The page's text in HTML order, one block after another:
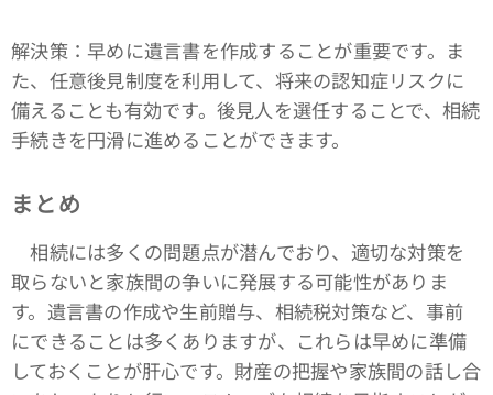
解決策：早めに遺言書を作成することが重要です。ま
た、任意後見制度を利用して、将来の認知症リスクに
備えることも有効です。後見人を選任することで、相続
手続きを円滑に進めることができます。
まとめ
相続には多くの問題点が潜んでおり、適切な対策を
取らないと家族間の争いに発展する可能性がありま
す。遺言書の作成や生前贈与、相続税対策など、事前
にできることは多くありますが、これらは早めに準備
しておくことが肝心です。財産の把握や家族間の話し合